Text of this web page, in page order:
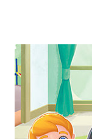
психолог с
емоционални и
психолог в
Бремен
деца. Очаквам ви в